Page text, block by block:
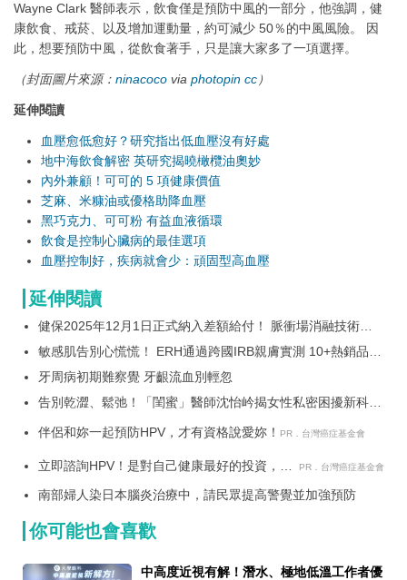
Wayne Clark 醫師表示，飲食僅是預防中風的一部分，他強調，健
康飲食、戒菸、以及增加運動量，約可減少 50％的中風風險。 因
此，想要預防中風，從飲食著手，只是讓大家多了一項選擇。
（封面圖片來源： ninacoco via photopin cc ）
延伸閱讀
血壓愈低愈好？研究指出低血壓沒有好處
地中海飲食解密 英研究揭曉橄欖油奧妙
內外兼顧！可可的 5 項健康價值
芝麻、米糠油或優格助降血壓
黑巧克力、可可粉 有益血液循環
飲食是控制心臟病的最佳選項
血壓控制好，疾病就會少：頑固型高血壓
延伸閱讀
健保2025年12月1日正式納入差額給付！ 脈衝場消融技術治
療心房顫動急性成功率高達99.7%
敏感肌告別心慌慌！ ERH通過跨國IRB親膚實測 10+熱銷品
「EXCELLENT」等級 安全無刺激國際肯定
牙周病初期難察覺 牙齦流血別輕忽
告別乾澀、鬆弛！「閨蜜」醫師沈怡岒揭女性私密困擾新科技
伴侶和妳一起預防HPV，才有資格說愛妳！
PR．台灣癌症基金會
立即諮詢HPV！是對自己健康最好的投資，把
PR．台灣癌症基金會
南部婦人染日本腦炎治療中，請民眾提高警覺並加強預防
你可能也會喜歡
中高度近視有解！潛水、極地低溫工作者優